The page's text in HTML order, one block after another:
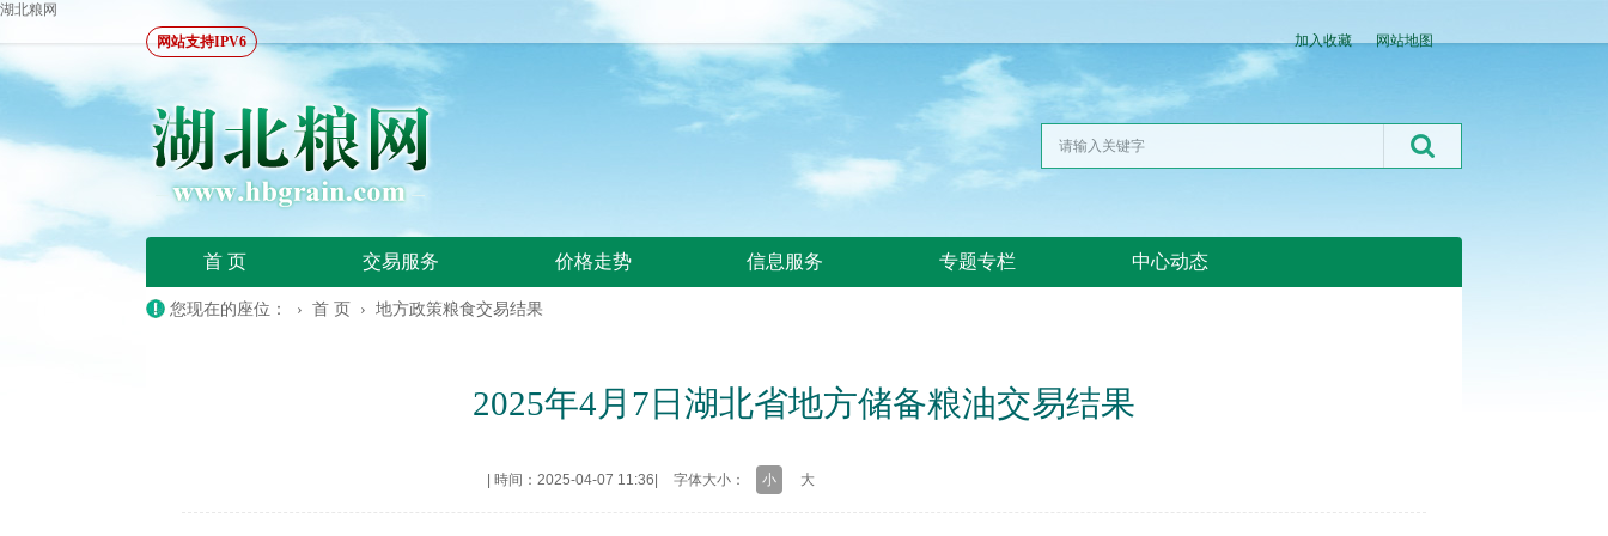
湖北粮网
网站支持IPV6
加入收藏 网站地图
首 页 交易服务 价格走势 信息服务 专题专栏 中心动态
您现在的座位： › 首 页 › 地方政策粮食交易结果
2025年4月7日湖北省地方储备粮油交易结果
時间：2025-04-07 11:36 字体大小： 小 大